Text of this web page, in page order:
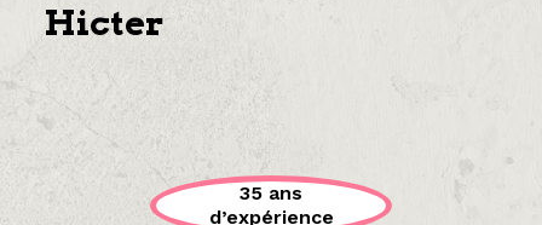
Hicter
35 ans
d’expérience